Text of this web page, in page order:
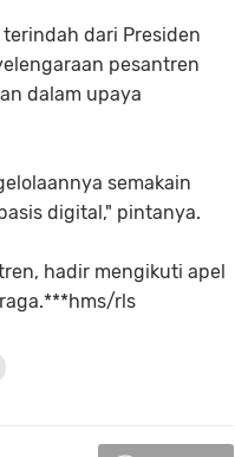
dari Presiden
pesantren
dalam upaya
semakain
digital," pintanya.
hadir mengikuti apel
rls